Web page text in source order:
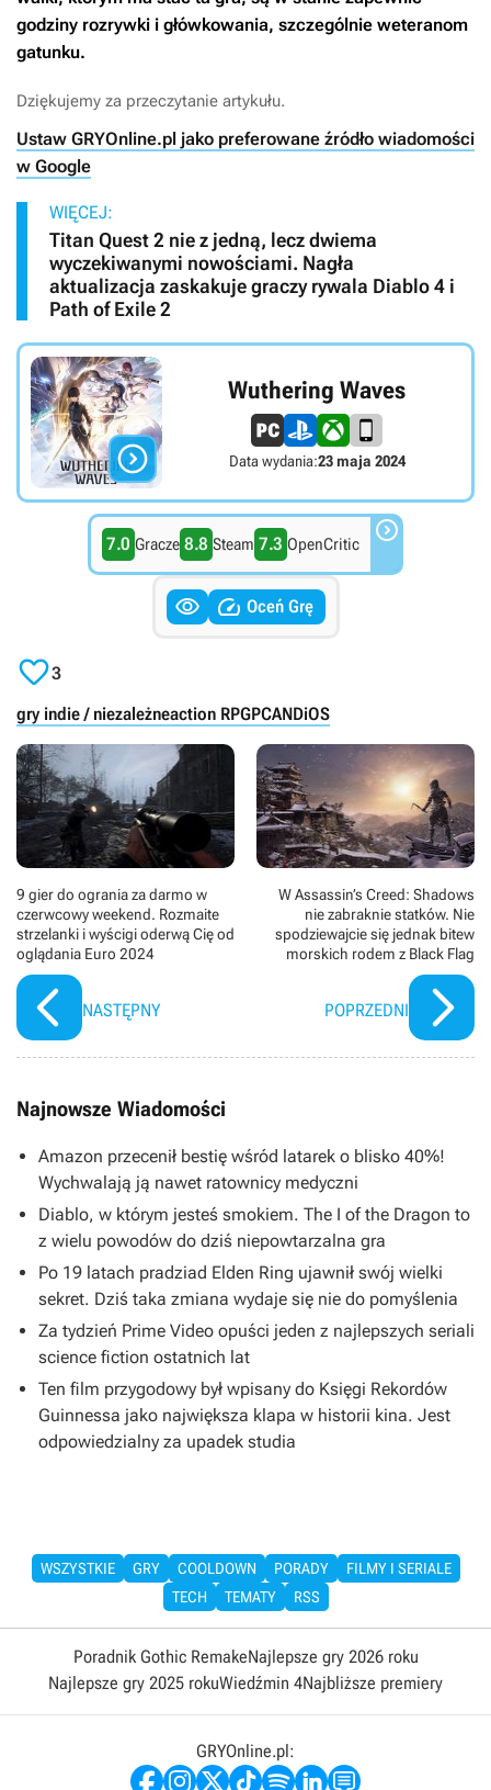
godziny rozrywki i główkowania, szczególnie weteranom
gatunku.
Dziękujemy za przeczytanie artykułu.
Ustaw GRYOnline.pl jako preferowane źródło wiadomości
w Google
WIĘCEJ:
Titan Quest 2 nie z jedną, lecz dwiema
wyczekiwanymi nowościami. Nagła
aktualizacja zaskakuje graczy rywala Diablo 4 i
Path of Exile 2

Wuthering Waves
Data wydania:23 maja 2024
7.0 Gracze 8.8 Steam 7.3 OpenCritic 
  Oceń Grę
3
gry indie / niezależneaction RPGPCANDiOS
9 gier do ogrania za darmo w
czerwcowy weekend. Rozmaite
strzelanki i wyścigi oderwą Cię od
oglądania Euro 2024
NASTĘPNY
W Assassin’s Creed: Shadows
nie zabraknie statków. Nie
spodziewajcie się jednak bitew
morskich rodem z Black Flag
POPRZEDNI
Najnowsze Wiadomości
Amazon przecenił bestię wśród latarek o blisko 40%!
Wychwalają ją nawet ratownicy medyczni
Diablo, w którym jesteś smokiem. The I of the Dragon to
z wielu powodów do dziś niepowtarzalna gra
Po 19 latach pradziad Elden Ring ujawnił swój wielki
sekret. Dziś taka zmiana wydaje się nie do pomyślenia
Za tydzień Prime Video opuści jeden z najlepszych seriali
science fiction ostatnich lat
Ten film przygodowy był wpisany do Księgi Rekordów
Guinnessa jako największa klapa w historii kina. Jest
odpowiedzialny za upadek studia
WSZYSTKIE GRY COOLDOWN PORADY
FILMY I SERIALE
TECH
TEMATY RSS
Poradnik Gothic RemakeNajlepsze gry 2026 roku
Najlepsze gry 2025 rokuWiedźmin 4Najbliższe premiery
GRYOnline.pl: